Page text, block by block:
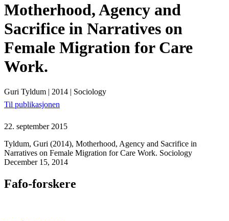
Motherhood, Agency and
Sacrifice in Narratives on
Female Migration for Care
Work.
Guri Tyldum | 2014 | Sociology
Til publikasjonen
22. september 2015
Tyldum, Guri (2014), Motherhood, Agency and Sacrifice in
Narratives on Female Migration for Care Work. Sociology
December 15, 2014
Fafo-forskere